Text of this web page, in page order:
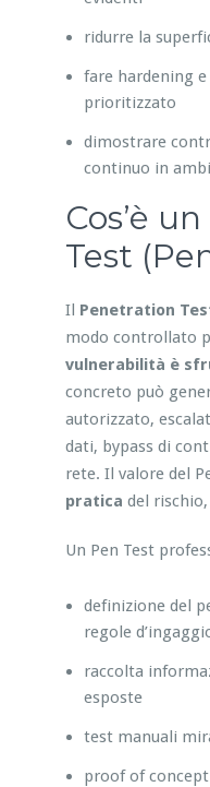
ridurre la
fare hardening
prioritizzato
dimostrare
continuo in
Cos’è
Test
Il Penetration
modo controllato
vulnerabilità è
concreto può
autorizzato,
dati, bypass di
rete. Il valore del
pratica del
Un Pen Test
definizione del
regole
raccolta
esposte
test manuali
proof of